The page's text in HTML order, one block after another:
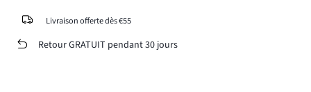
Livraison offerte dès €55
Retour GRATUIT pendant 30 jours